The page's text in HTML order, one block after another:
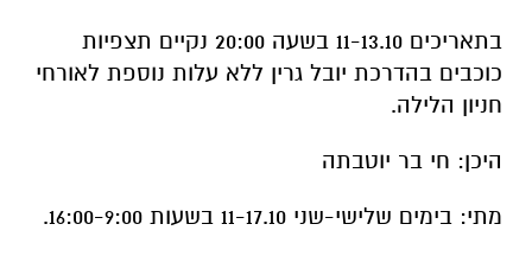
בתאריכים 11-13.10 בשעה 20:00 נקיים תצפיות
כוכבים בהדרכת יובל גרין ללא עלות נוספת לאורחי
חניון הלילה.
היכן: חי בר יוטבתה
מתי: בימים שלישי-שני 11-17.10 בשעות 16:00-9:00.